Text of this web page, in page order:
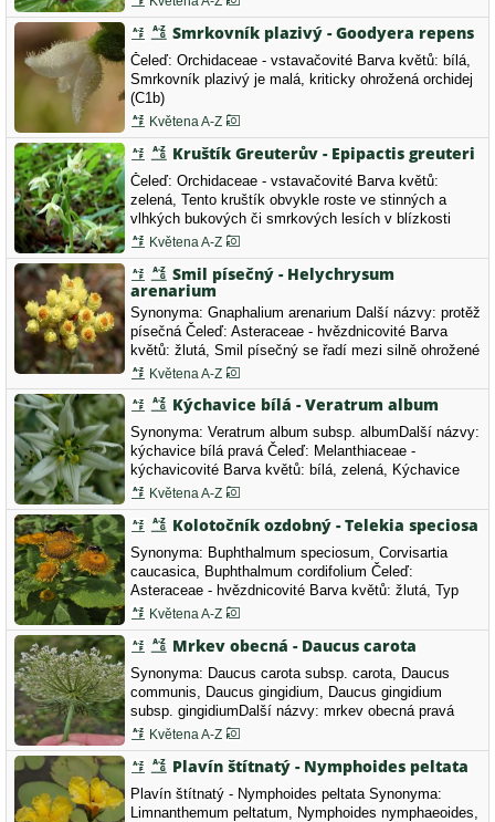
Smrkovník plazivý - Goodyera repens
Čeleď: Orchidaceae - vstavačovité Barva květů: bílá,
Smrkovník plazivý je malá, kriticky ohrožená orchidej
(C1b)
Květena A-Z
Kruštík Greuterův - Epipactis greuteri
Čeleď: Orchidaceae - vstavačovité Barva květů:
zelená, Tento kruštík obvykle roste ve stinných a
vlhkých bukových či smrkových lesích v blízkosti
potůčků. Mezi dalšími zelenými rostlinami se dá tento
krasavec s malými květy snadno přehlédnout. Poprvé
byl popsán až v roce 1981 v Řecku. Po čtyřech letech
byl objeven i…
Květena A-Z
Smil písečný - Helychrysum
arenarium
Synonyma: Gnaphalium arenarium Další názvy: protěž
písečná Čeleď: Asteraceae - hvězdnicovité Barva
květů: žlutá, Smil písečný se řadí mezi silně ohrožené
druhy naší květeny (C2r).
Květena A-Z
Kýchavice bílá - Veratrum album
Synonyma: Veratrum album subsp. albumDalší názvy:
kýchavice bílá pravá Čeleď: Melanthiaceae -
kýchavicovité Barva květů: bílá, zelená, Kýchavice
bílá pravá ( Veratrum album subsp. album) - silně
ohrožená jedovatá kráska (C2r)
Květena A-Z
Kolotočník ozdobný - Telekia speciosa
Synonyma: Buphthalmum speciosum, Corvisartia
caucasica, Buphthalmum cordifolium Čeleď:
Asteraceae - hvězdnicovité Barva květů: žlutá, Typ
květů: květy s více než 7 lístky.
Květena A-Z
Mrkev obecná - Daucus carota
Synonyma: Daucus carota subsp. carota, Daucus
communis, Daucus gingidium, Daucus gingidium
subsp. gingidiumDalší názvy: mrkev obecná pravá
Čeleď: Apiaceae - miříkovité Barva květů: bílá.
Květena A-Z
Plavín štítnatý - Nymphoides peltata
Plavín štítnatý - Nymphoides peltata Synonyma:
Limnanthemum peltatum, Nymphoides nymphaeoides,